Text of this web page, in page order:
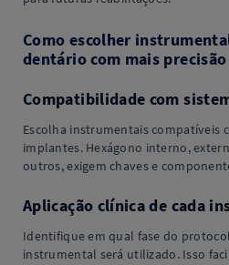
Como escolher
dentário com mais precisão
Compatibilidade com
Escolha instrumentais compatíveis
implantes. Hexágono interno,
outros, exigem chaves e
Aplicação clínica de cada
Identifique em qual fase do
instrumental será utilizado. Isso